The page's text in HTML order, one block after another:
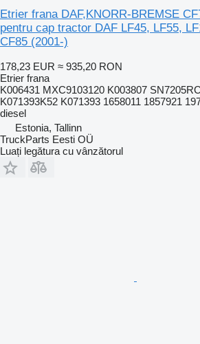
Etrier frana DAF,KNORR-BREMSE
pentru cap tractor DAF LF45, LF55,
CF85 (2001-)
178,23 EUR ≈ 935,20 RON
Etrier frana
K006431 MXC9103120 K003807
K071393K52 K071393 1658011 1857921
diesel
Estonia, Tallinn
TruckParts Eesti OÜ
Luați legătura cu vânzătorul